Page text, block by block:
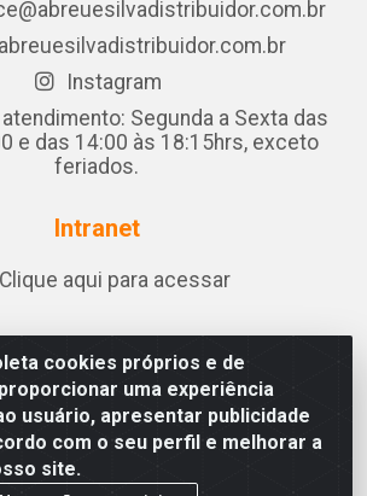
cookies próprios e de
uma experiência
usuário, apresentar publicidade
com o seu perfil e melhorar a
site.
Instagram
Segunda a Sexta das
e das 14:00 às 18:15hrs, exceto
feriados.
Intranet
Clique aqui para acessar
Padre Jose de Souza Leite, 265 - Ariado,
Flores/AL - CEP 57.442-000 - CNPJ
04.790.656/0001-06